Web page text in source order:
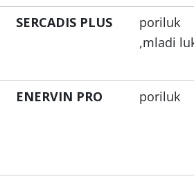
SERCADIS PLUS
poriluk
,mladi
ENERVIN PRO poriluk